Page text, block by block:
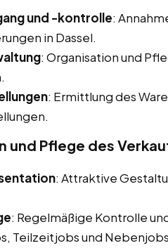
und -kontrolle:
in Dassel.
: Organisation und
: Ermittlung des
und Pflege des
: Attraktive
: Regelmäßige Kontrolle
Teilzeitjobs und Nebenjobs